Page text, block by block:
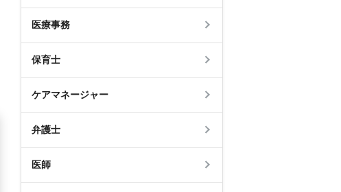
医療事務
保育士
ケアマネージャー
弁護士
医師